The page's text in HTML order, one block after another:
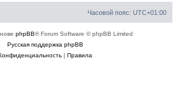
Часовой пояс: UTC+01:00
phpBB® Forum Software © phpBB Limited
Русская поддержка phpBB
| Правила